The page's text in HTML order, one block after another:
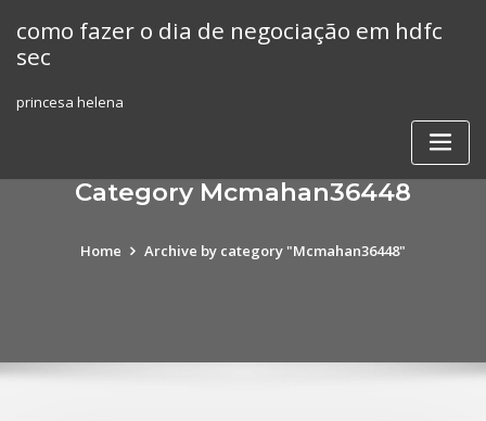
content
como fazer o dia de negociação em hdfc
sec
princesa helena
Category Mcmahan36448
Home Archive by category "Mcmahan36448"